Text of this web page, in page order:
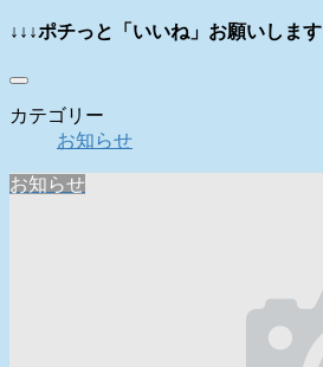
↓↓↓ポチっと「いいね」お願いします
カテゴリー
お知らせ
お知らせ